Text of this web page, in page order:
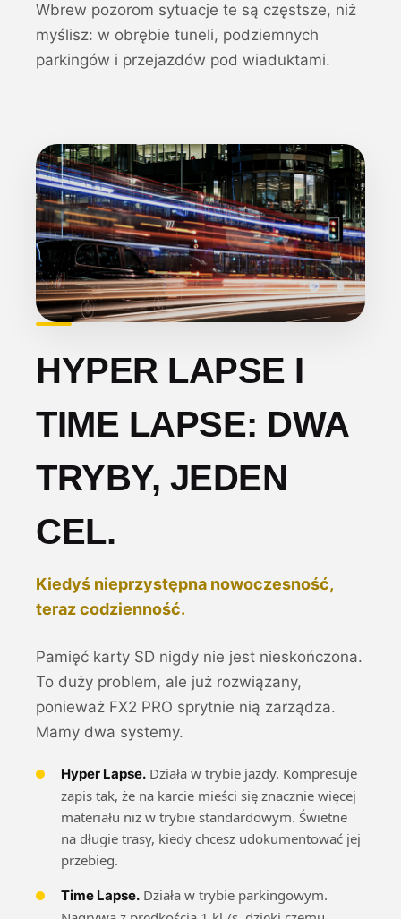
Wbrew pozorom sytuacje te są częstsze, niż
myślisz: w obrębie tuneli, podziemnych
parkingów i przejazdów pod wiaduktami.
HYPER LAPSE I
TIME LAPSE: DWA
TRYBY, JEDEN
CEL.
Kiedyś nieprzystępna nowoczesność,
teraz codzienność.
Pamięć karty SD nigdy nie jest nieskończona.
To duży problem, ale już rozwiązany,
ponieważ FX2 PRO sprytnie nią zarządza.
Mamy dwa systemy.
Hyper Lapse. Działa w trybie jazdy. Kompresuje
zapis tak, że na karcie mieści się znacznie więcej
materiału niż w trybie standardowym. Świetne
na długie trasy, kiedy chcesz udokumentować jej
przebieg.
Time Lapse. Działa w trybie parkingowym.